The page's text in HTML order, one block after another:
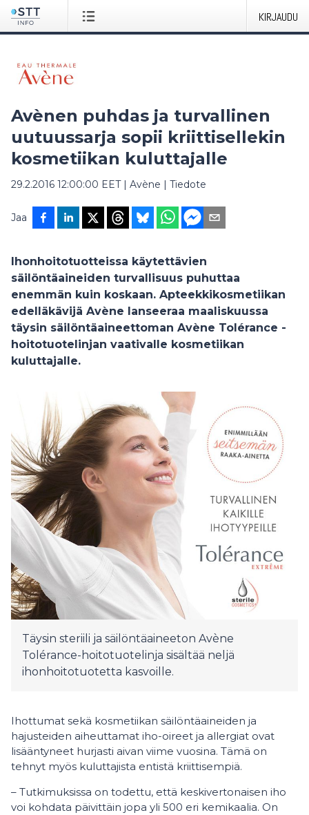
KIRJAUDU
Avènen puhdas ja turvallinen
uutuussarja sopii kriittisellekin
kosmetiikan kuluttajalle
29.2.2016 12:00:00 EET| Avène | Tiedote
Jaa
Ihonhoitotuotteissa käytettävien
säilöntäaineiden turvallisuus puhuttaa
enemmän kuin koskaan. Apteekkikosmetiikan
edelläkävijä Avène lanseeraa maaliskuussa
täysin säilöntäaineettoman Avène Tolérance -
hoitotuotelinjan vaativalle kosmetiikan
kuluttajalle.
Täysin steriili ja säilöntäaineeton Avène
Tolérance-hoitotuotelinja sisältää neljä
ihonhoitotuotetta kasvoille.
Ihottumat sekä kosmetiikan säilöntäaineiden ja
hajusteiden aiheuttamat iho-oireet ja allergiat ovat
lisääntyneet hurjasti aivan viime vuosina. Tämä on
tehnyt myös kuluttajista entistä kriittisempiä.
– Tutkimuksissa on todettu, että keskivertonaisen iho
voi kohdata päivittäin jopa yli 500 eri kemikaalia. On